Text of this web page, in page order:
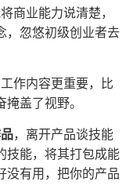
商业能力说清楚，
，忽悠初级创业者去
作内容更重要，比
盖了视野。
，离开产品谈技能
技能，将其打包成能
没有用，把你的产品